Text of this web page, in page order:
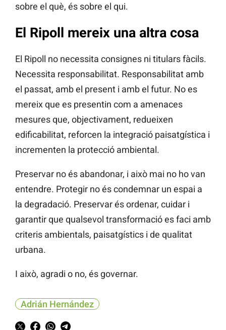
sobre el què, és sobre el qui.
El Ripoll mereix una altra cosa
El Ripoll no necessita consignes ni titulars fàcils.
Necessita responsabilitat. Responsabilitat amb
el passat, amb el present i amb el futur. No es
mereix que es presentin com a amenaces
mesures que, objectivament, redueixen
edificabilitat, reforcen la integració paisatgística i
incrementen la protecció ambiental.
Preservar no és abandonar, i això mai no ho van
entendre. Protegir no és condemnar un espai a
la degradació. Preservar és ordenar, cuidar i
garantir que qualsevol transformació es faci amb
criteris ambientals, paisatgístics i de qualitat
urbana.
I això, agradi o no, és governar.
Adrián Hernández